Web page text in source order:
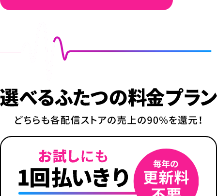
1
2
3
・デジタルプロモーションのサポート